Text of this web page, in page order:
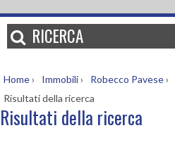
RICERCA
Home› Immobili› Robecco Pavese›
Risultati della ricerca
Risultati della ricerca